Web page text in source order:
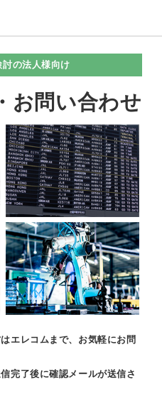
の法人様向け
お問い合わせ
エレコムまで、お気軽にお問
完了後に確認メールが送信さ